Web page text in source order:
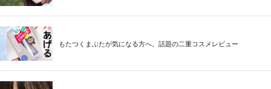
もたつくまぶたが気になる方へ。話題の二重コスメレビュー